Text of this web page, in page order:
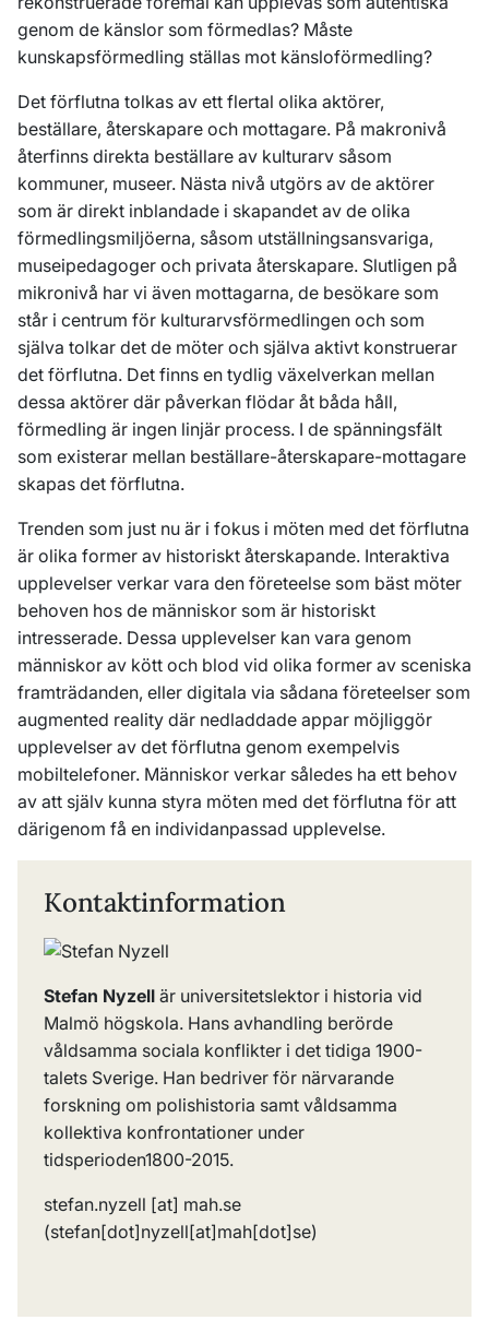
genom de känslor som förmedlas? Måste
kunskapsförmedling ställas mot känsloförmedling?
Det förflutna tolkas av ett flertal olika aktörer,
beställare, återskapare och mottagare. På makronivå
återfinns direkta beställare av kulturarv såsom
kommuner, museer. Nästa nivå utgörs av de aktörer
som är direkt inblandade i skapandet av de olika
förmedlingsmiljöerna, såsom utställningsansvariga,
museipedagoger och privata återskapare. Slutligen på
mikronivå har vi även mottagarna, de besökare som
står i centrum för kulturarvsförmedlingen och som
själva tolkar det de möter och själva aktivt konstruerar
det förflutna. Det finns en tydlig växelverkan mellan
dessa aktörer där påverkan flödar åt båda håll,
förmedling är ingen linjär process. I de spänningsfält
som existerar mellan beställare-återskapare-mottagare
skapas det förflutna.
Trenden som just nu är i fokus i möten med det förflutna
är olika former av historiskt återskapande. Interaktiva
upplevelser verkar vara den företeelse som bäst möter
behoven hos de människor som är historiskt
intresserade. Dessa upplevelser kan vara genom
människor av kött och blod vid olika former av sceniska
framträdanden, eller digitala via sådana företeelser som
augmented reality där nedladdade appar möjliggör
upplevelser av det förflutna genom exempelvis
mobiltelefoner. Människor verkar således ha ett behov
av att själv kunna styra möten med det förflutna för att
därigenom få en individanpassad upplevelse.
Kontaktinformation
Stefan Nyzell är universitetslektor i historia vid
Malmö högskola. Hans avhandling berörde
våldsamma sociala konflikter i det tidiga 1900-
talets Sverige. Han bedriver för närvarande
forskning om polishistoria samt våldsamma
kollektiva konfrontationer under
tidsperioden1800-2015.
stefan.nyzell [at] mah.se
(stefan[dot]nyzell[at]mah[dot]se)